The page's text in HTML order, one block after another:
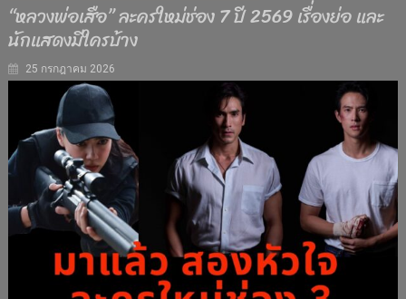
“หลวงพ่อเสือ” ละครใหม่ช่อง 7 ปี 2569 เรื่องย่อ และ
นักแสดงมีใครบ้าง
25 กรกฎาคม 2026